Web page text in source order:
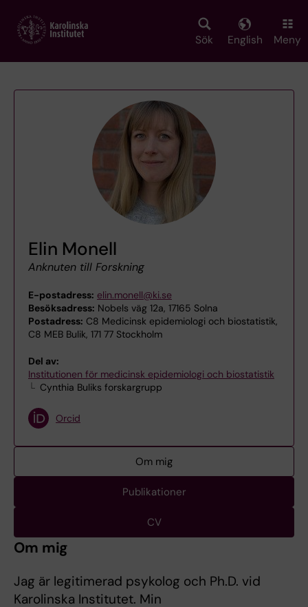
main
Sök English Meny
Elin Monell
Anknuten till Forskning
E-postadress: elin.monell@ki.se
Besöksadress: Nobels väg 12a, 17165 Solna
Postadress: C8 Medicinsk epidemiologi och biostatistik,
C8 MEB Bulik, 171 77 Stockholm
Del av:
Institutionen för medicinsk epidemiologi och biostatistik
Cynthia Buliks forskargrupp
Orcid
Om mig
Publikationer
CV
Om mig
Jag är legitimerad psykolog och Ph.D. vid
Karolinska Institutet. Min